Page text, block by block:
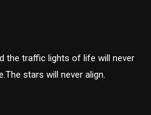
the traffic lights of life will never
stars will never align.